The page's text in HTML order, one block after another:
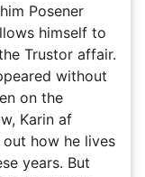
Posener
himself to
Trustor affair.
without
on the
Karin af
how he lives
years. But